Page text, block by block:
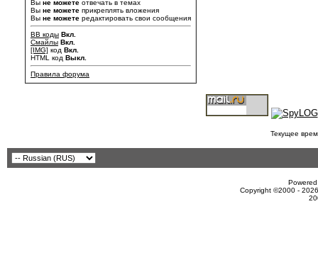
Вы не можете отвечать в темах
Вы не можете прикреплять вложения
Вы не можете редактировать свои сообщения
BB коды Вкл.
Смайлы Вкл.
[IMG] код Вкл.
HTML код Выкл.
Правила форума
Текущее
Copyright ©2000 -